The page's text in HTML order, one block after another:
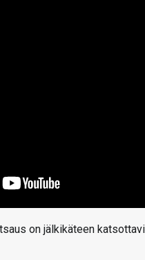
on jälkikäteen